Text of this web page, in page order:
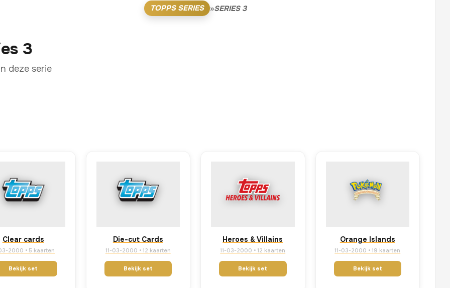
TOPPS SERIES »SERIES 3
3
deze serie
Clear cards
2000 • 5 kaarten
Bekijk set
Die-cut Cards
11-03-2000 • 12 kaarten
Bekijk set
Heroes & Villains
11-03-2000 • 12 kaarten
Bekijk set
Orange Islands
11-03-2000 • 19 kaarten
Bekijk set